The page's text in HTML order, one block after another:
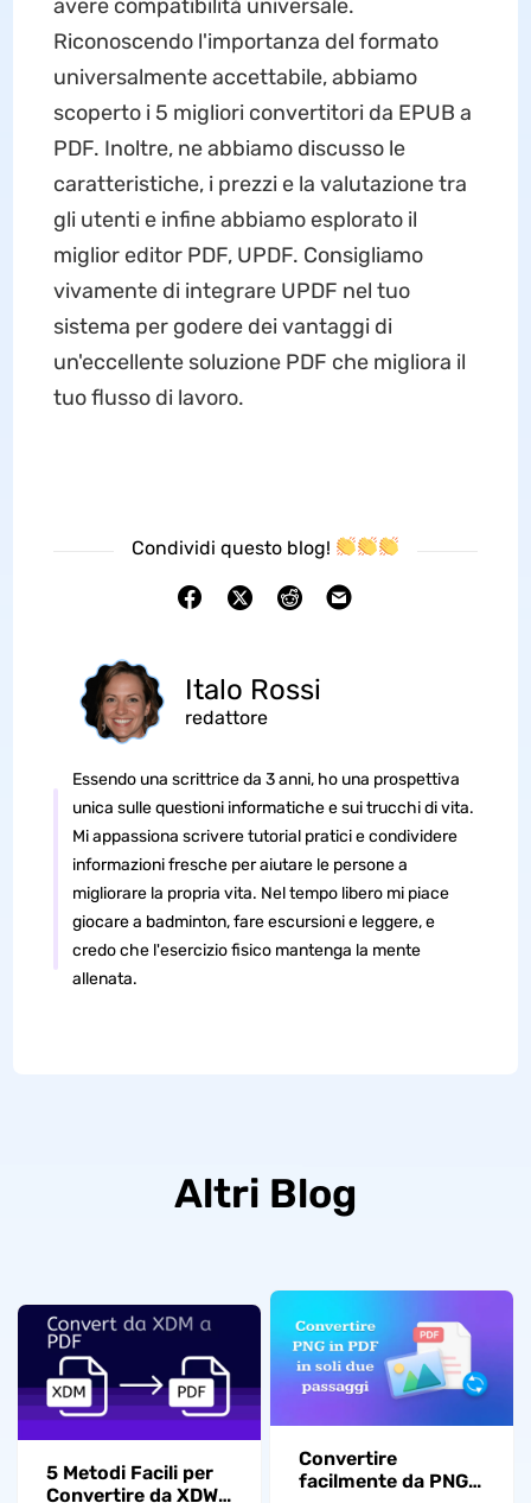
avere compatibilità universale.
Riconoscendo l'importanza del formato
universalmente accettabile, abbiamo
scoperto i 5 migliori convertitori da EPUB a
PDF. Inoltre, ne abbiamo discusso le
caratteristiche, i prezzi e la valutazione tra
gli utenti e infine abbiamo esplorato il
miglior editor PDF, UPDF. Consigliamo
vivamente di integrare UPDF nel tuo
sistema per godere dei vantaggi di
un'eccellente soluzione PDF che migliora il
tuo flusso di lavoro.
Condividi questo blog!
Italo Rossi
redattore
Essendo una scrittrice da 3 anni, ho una prospettiva
unica sulle questioni informatiche e sui trucchi di vita.
Mi appassiona scrivere tutorial pratici e condividere
informazioni fresche per aiutare le persone a
migliorare la propria vita. Nel tempo libero mi piace
giocare a badminton, fare escursioni e leggere, e
credo che l'esercizio fisico mantenga la mente
allenata.
Altri Blog
5 Metodi Facili per
Convertire da XDW
Convertire
facilmente da PNG